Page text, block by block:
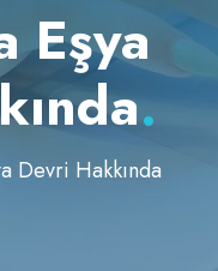
Eşya
.
Devri Hakkında